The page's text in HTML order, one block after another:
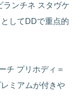
ランチネ スタヴケ
してDDで重点的
チ プリホディ＝
ミアムが付きや